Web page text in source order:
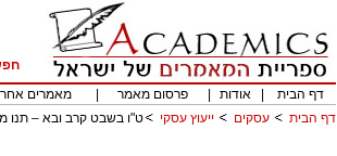
דף הבית
אודות פרסום מאמר מאמרים
דף הבית
עסקים ייעוץ עסקי ט"ו בשבט קרב ובא – תנו